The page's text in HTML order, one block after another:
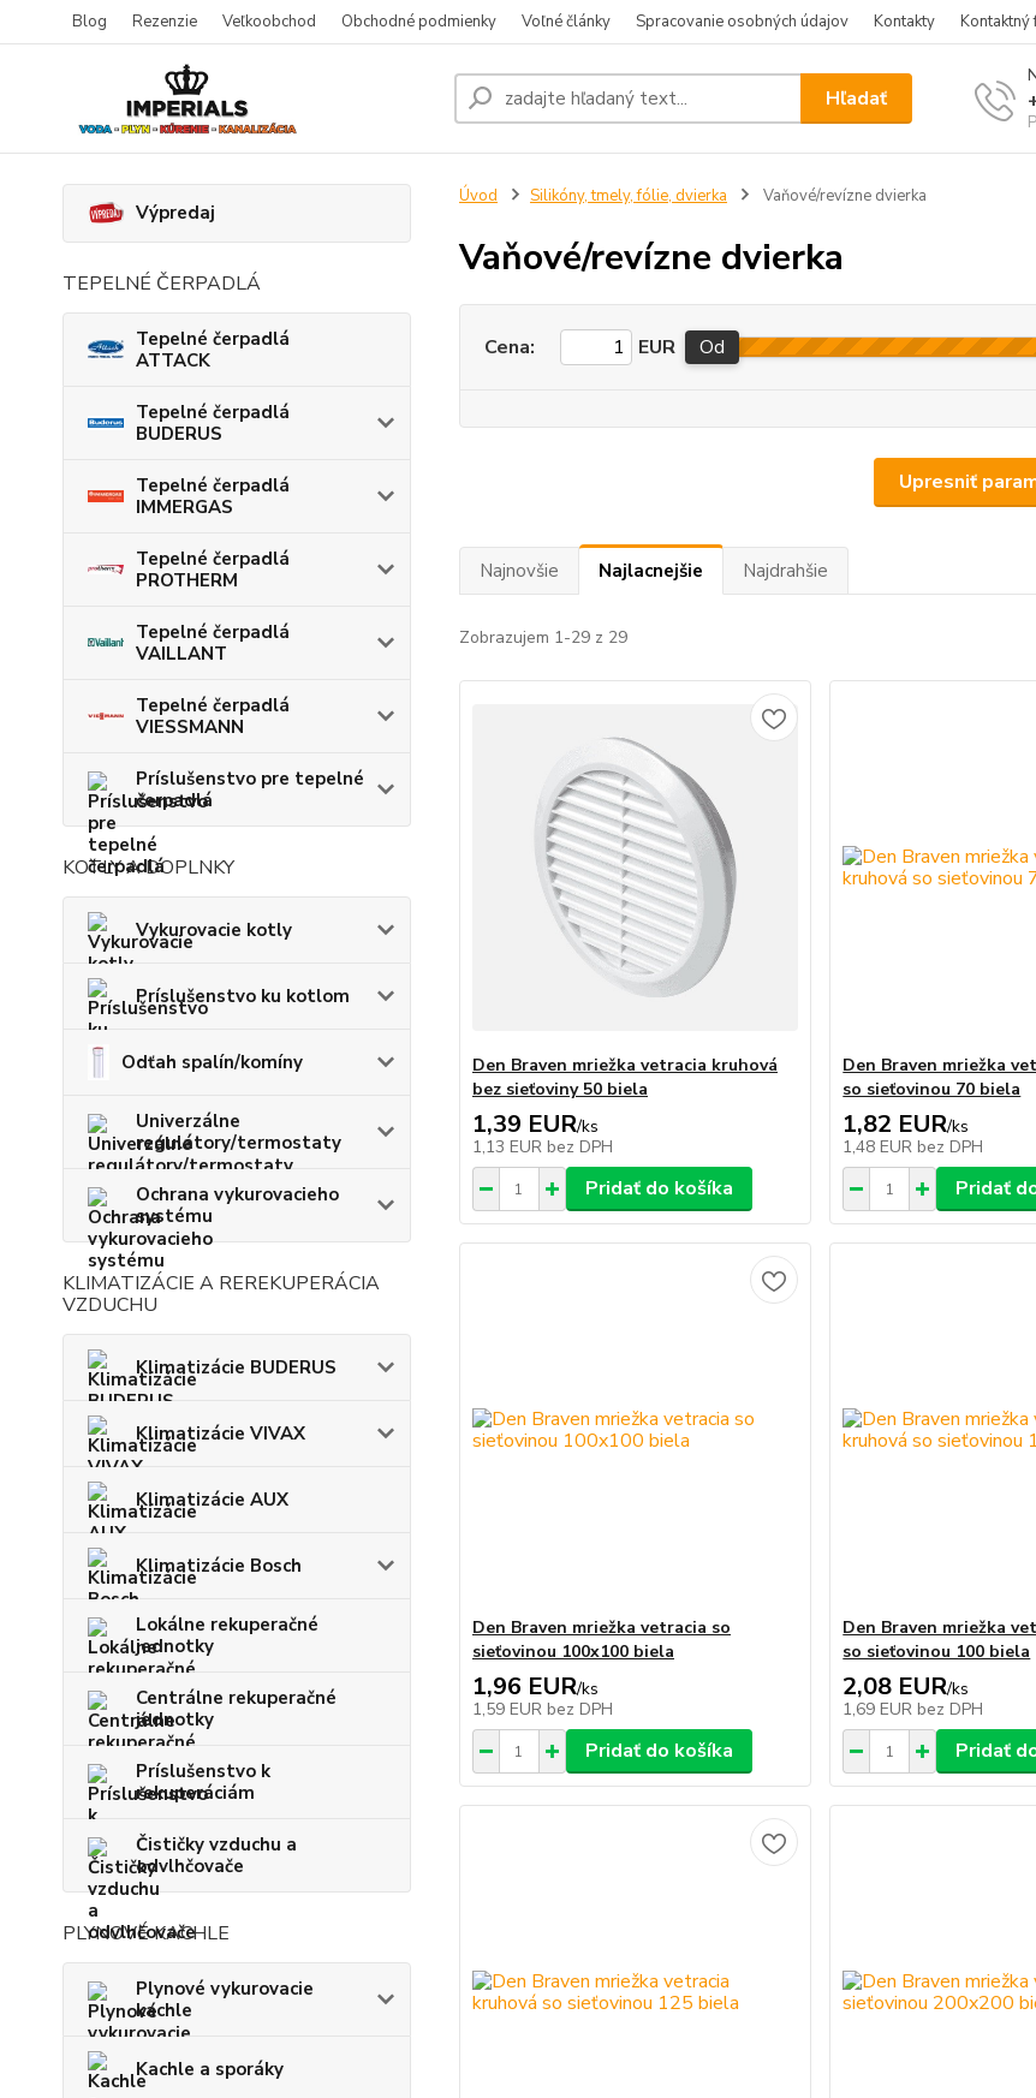
Blog Rezenzie Veľkoobchod Obchodné podmienky Voľné články Spracovanie osobných údajov Kontakty
Hľadať
Výpredaj
TEPELNÉ ČERPADLÁ
Tepelné čerpadlá
ATTACK
Tepelné čerpadlá
BUDERUS
Tepelné čerpadlá
IMMERGAS
Tepelné čerpadlá
PROTHERM
Tepelné čerpadlá
VAILLANT
Tepelné čerpadlá
VIESSMANN
Príslušenstvo pre tepelné
čerpadlá
KOTLY A DOPLNKY
Vykurovacie kotly
Príslušenstvo ku kotlom
Odťah spalín/komíny
Univerzálne
regulátory/termostaty
Ochrana vykurovacieho
systému
KLIMATIZÁCIE A REREKUPERÁCIA
VZDUCHU
Klimatizácie BUDERUS
Klimatizácie VIVAX
Klimatizácie AUX
Klimatizácie Bosch
Lokálne rekuperačné
jednotky
Centrálne rekuperačné
jednotky
Príslušenstvo k
rekuperáciám
Čističky vzduchu a
odvlhčovače
PLYNOVÉ KACHLE
Plynové vykurovacie
kachle
Kachle a sporáky
Úvod Silikóny, tmely, fólie, dvierka Vaňové/revízne dvierka
Vaňové/revízne dvierka
Upresniť
Cena: EUR Od
Najnovšie Najlacnejšie Najdrahšie
Zobrazujem 1-29 z 29
Den Braven mriežka vetracia kruhová
bez sieťoviny 50 biela
1,39 EUR/ks
1,13 EUR bez DPH
Pridať do košíka
Den Braven mriežka
so sieťovinou 70 biela
1,82 EUR/ks
1,48 EUR bez DPH
Pridať
Den Braven mriežka vetracia so
sieťovinou 100x100 biela
1,96 EUR/ks
1,59 EUR bez DPH
Pridať do košíka
Den Braven mriežka
so sieťovinou 100 biela
2,08 EUR/ks
1,69 EUR bez DPH
Pridať